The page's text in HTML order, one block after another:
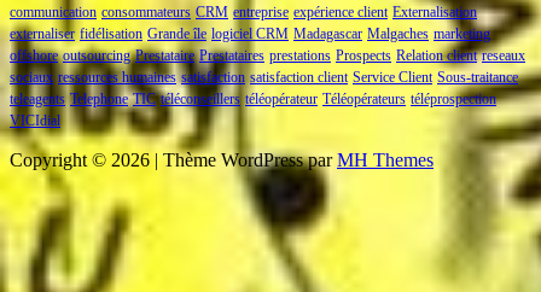
communication consommateurs CRM entreprise expérience client Externalisation
externaliser fidélisation Grande île logiciel CRM Madagascar Malgaches marketing
offshore outsourcing Prestataire Prestataires prestations Prospects Relation client reseaux
sociaux ressources humaines satisfaction satisfaction client Service Client Sous-traitance
teleagents Telephone TIC téléconseillers téléopérateur Téléopérateurs téléprospection
VICIdial
Copyright © 2026 | Thème WordPress parMH Themes